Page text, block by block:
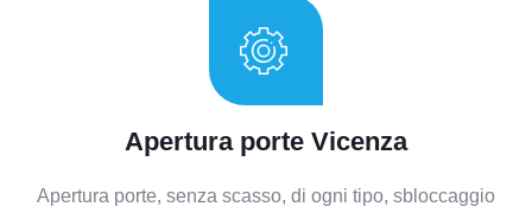
Apertura porte Vicenza
Apertura porte, senza scasso, di ogni tipo, sbloccaggio